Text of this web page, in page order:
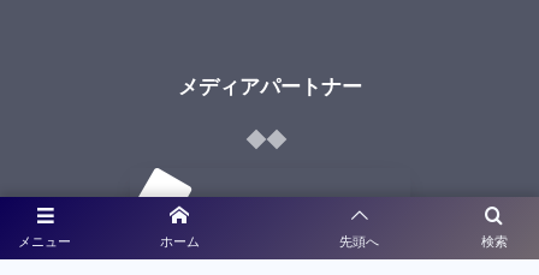
メニュー 検索
ホーム 先頭へ
メディアパートナー